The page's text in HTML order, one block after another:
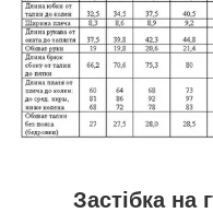
Застібка на